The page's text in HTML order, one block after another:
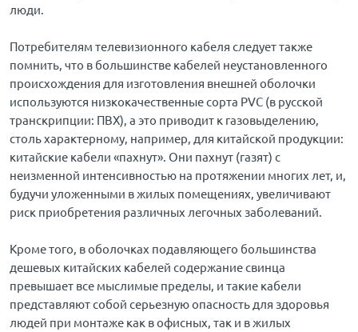
люди.
Потребителям телевизионного кабеля следует также
помнить, что в большинстве кабелей неустановленного
происхождения для изготовления внешней оболочки
используются низкокачественные сорта PVC (в русской
транскрипции: ПВХ), а это приводит к газовыделению,
столь характерному, например, для китайской продукции:
китайские кабели «пахнут». Они пахнут (газят) с
неизменной интенсивностью на протяжении многих лет, и,
будучи уложенными в жилых помещениях, увеличивают
риск приобретения различных легочных заболеваний.
Кроме того, в оболочках подавляющего большинства
дешевых китайских кабелей содержание свинца
превышает все мыслимые пределы, и такие кабели
представляют собой серьезную опасность для здоровья
людей при монтаже как в офисных, так и в жилых